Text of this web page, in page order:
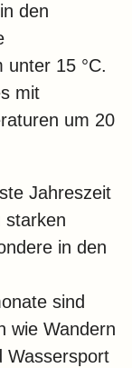
den
unter 15 °C.
mit
um 20
Jahreszeit
starken
in den
sind
wie Wandern
Wassersport